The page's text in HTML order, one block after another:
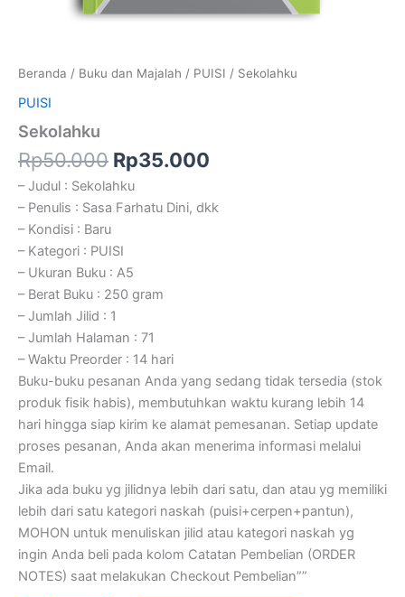
Beranda / Buku dan Majalah / PUISI / Sekolahku
PUISI
Sekolahku
Rp50.000 Rp35.000
– Judul : Sekolahku
– Penulis : Sasa Farhatu Dini, dkk
– Kondisi : Baru
– Kategori : PUISI
– Ukuran Buku : A5
– Berat Buku : 250 gram
– Jumlah Jilid : 1
– Jumlah Halaman : 71
– Waktu Preorder : 14 hari
Buku-buku pesanan Anda yang sedang tidak tersedia (stok
produk fisik habis), membutuhkan waktu kurang lebih 14
hari hingga siap kirim ke alamat pemesanan. Setiap update
proses pesanan, Anda akan menerima informasi melalui
Email.
Jika ada buku yg jilidnya lebih dari satu, dan atau yg memiliki
lebih dari satu kategori naskah (puisi+cerpen+pantun),
MOHON untuk menuliskan jilid atau kategori naskah yg
ingin Anda beli pada kolom Catatan Pembelian (ORDER
NOTES) saat melakukan Checkout Pembelian””